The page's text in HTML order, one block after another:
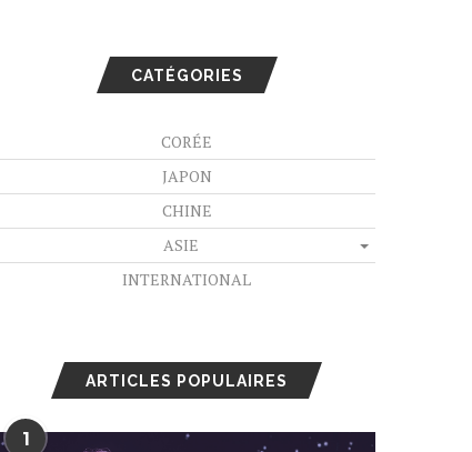
CATÉGORIES
CORÉE
JAPON
CHINE
ASIE
INTERNATIONAL
ARTICLES POPULAIRES
1